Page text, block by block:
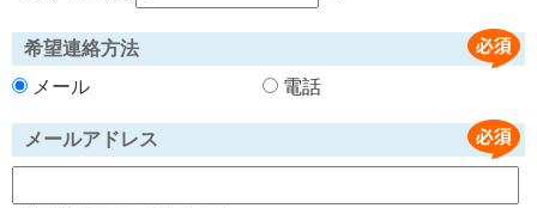
希望連絡方法
メール
電話
メールアドレス